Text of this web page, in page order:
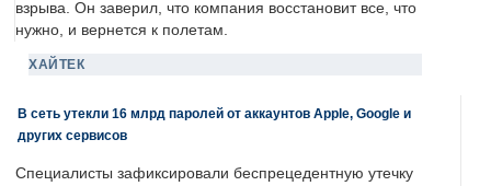
взрыва. Он заверил, что компания восстановит все, что
нужно, и вернется к полетам.
ХАЙТЕК
В сеть утекли 16 млрд паролей от аккаунтов Apple, Google и
других сервисов
Специалисты зафиксировали беспрецедентную утечку